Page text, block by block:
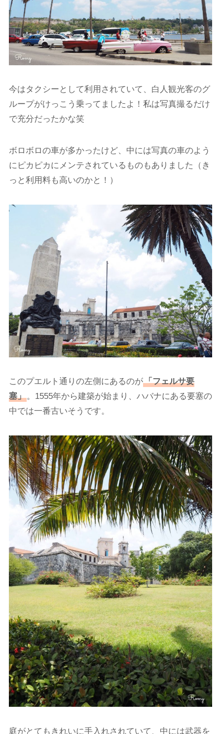
今はタクシーとして利用されていて、白人観光客のグ
ループがけっこう乗ってましたよ！私は写真撮るだけ
で充分だったかな笑
ボロボロの車が多かったけど、中には写真の車のよう
にピカピカにメンテされているものもありました（き
っと利用料も高いのかと！）
このプエルト通りの左側にあるのが「フェルサ要
塞」。1555年から建築が始まり、ハバナにある要塞の
中では一番古いそうです。
庭がとてもきれいに手入れされていて、中には武器を